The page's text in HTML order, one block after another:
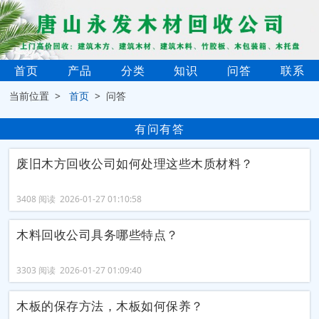
首页 产品 分类 知识 问答 联系
当前位置 >首页 > 问答
有问有答
废旧木方回收公司如何处理这些木质材料？
3408 阅读 2026-01-27 01:10:58
木料回收公司具务哪些特点？
3303 阅读 2026-01-27 01:09:40
木板的保存方法，木板如何保养？